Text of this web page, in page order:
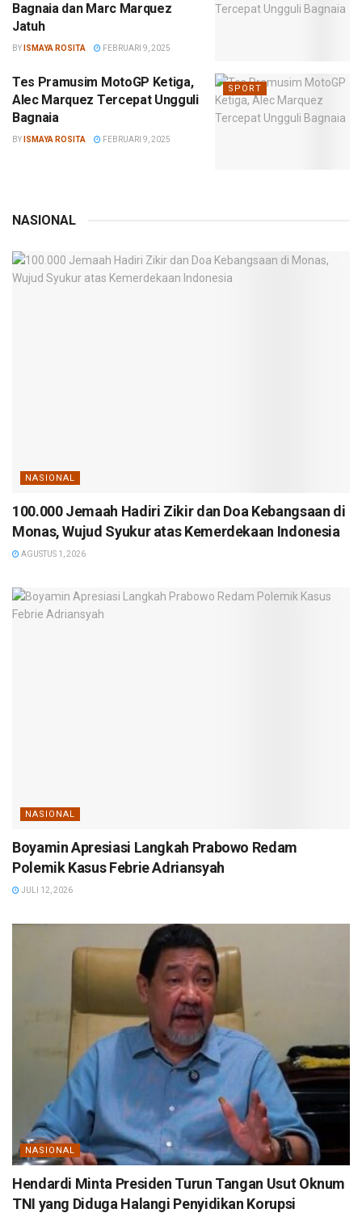
Bagnaia dan Marc Marquez
Jatuh
BY ISMAYA ROSITA FEBRUARI 9, 2025
SPORT
Tes Pramusim MotoGP Ketiga,
Alec Marquez Tercepat Ungguli
Bagnaia
BY ISMAYA ROSITA FEBRUARI 9, 2025
NASIONAL
NASIONAL
100.000 Jemaah Hadiri Zikir dan Doa Kebangsaan di
Monas, Wujud Syukur atas Kemerdekaan Indonesia
AGUSTUS 1, 2026
NASIONAL
Boyamin Apresiasi Langkah Prabowo Redam
Polemik Kasus Febrie Adriansyah
JULI 12, 2026
NASIONAL
Hendardi Minta Presiden Turun Tangan Usut Oknum
TNI yang Diduga Halangi Penyidikan Korupsi